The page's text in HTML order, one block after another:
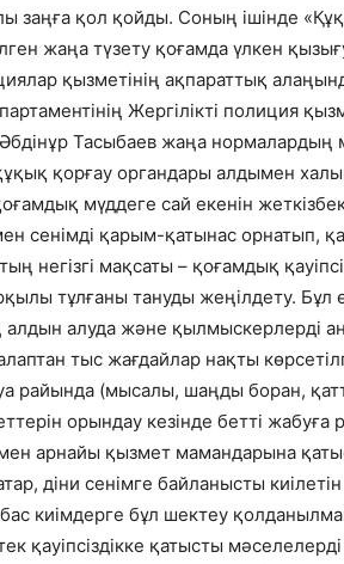
заңға қол қойды. Соның ішінде
жаңа түзету қоғамда үлкен
қызметінің ақпараттық
Жергілікті полиция
Тасыбаев жаңа нормалардың
қорғау органдары алдымен
мүддеге сай екенін
сенімді қарым-қатынас орнатып,
негізгі мақсаты – қоғамдық
тұлғаны тануды жеңілдету. Бұл
алуда және қылмыскерлерді
тыс жағдайлар нақты
райында (мысалы, шаңды боран,
орындау кезінде бетті жабуға
арнайы қызмет мамандарына
діни сенімге байланысты
киімдерге бұл шектеу
қауіпсіздікке қатысты